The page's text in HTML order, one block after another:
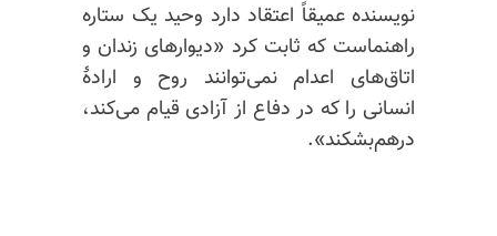
نویسنده عمیقاً اعتقاد دارد وحید یک ستاره
راهنماست که ثابت کرد «دیوارهای زندان و
اتاق‌های اعدام نمی‌توانند روح و ارادهٔ
انسانی را که در دفاع از آزادی قیام می‌کند،
درهم‌بشکند».